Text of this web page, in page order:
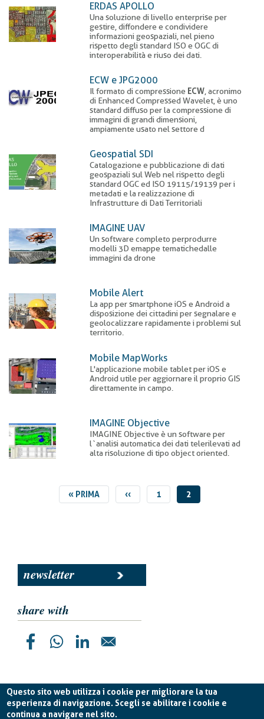
Questo sito web utilizza i cookie per migliorare la tua
esperienza di navigazione. Scegli se abilitare i cookie e
continua a navigare nel sito.
ERDAS APOLLO
Una soluzione di livello enterprise per
gestire, diffondere e condividere
informazioni geospaziali, nel pieno
rispetto degli standard ISO e OGC di
interoperabilità e riuso dei dati.
ECW e JPG2000
Il formato di compressione ECW , acronimo
di Enhanced Compressed Wavelet, è uno
standard diffuso per la compressione di
immagini di grandi dimensioni,
ampiamente usato nel settore d
Geospatial SDI
Catalogazione e pubblicazione di dati
geospaziali sul Web nel rispetto degli
standard OGC ed ISO 19115/19139 per i
metadati e la realizzazione di
Infrastrutture di Dati Territoriali
IMAGINE UAV
Un software completo per produrre
modelli 3D e mappe tematiche dalle
immagini da drone
Mobile Alert
La app per smartphone iOS e Android a
disposizione dei cittadini per segnalare e
geolocalizzare rapidamente i problemi sul
territorio.
Mobile MapWorks
L'applicazione mobile tablet per iOS e
Android utile per aggiornare il proprio GIS
direttamente in campo.
IMAGINE Objective
IMAGINE Objective è un software per
l`analisi automatica dei dati telerilevati ad
alta risoluzione di tipo object oriented.
PRIMA
« PRIMA
PAGINA
‹‹ PAGINA
1
PAGINA
2
newsletter
share with
Planetek Italia s.r.l. P. IVA 04555490723 -